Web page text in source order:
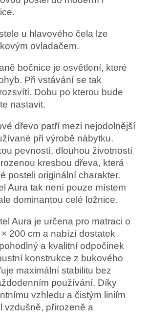
u hlavového čela lze
ovladačem.
bočnice je osvětlení, které
Při vstávání se tak
Dobu po kterou bude
nastavit.
dřevo patří mezi nejodolnější
při výrobě nábytku.
pevností, dlouhou životností
kresbou dřeva, která
posteli originální charakter.
Aura tak není pouze místem
dominantou celé ložnice.
Aura je určena pro matraci o
200 cm a nabízí dostatek
a kvalitní odpočinek
konstrukce z bukového
maximální stabilitu bez
používání. Díky
vzhledu a čistým liniím
vzdušně, přirozeně a